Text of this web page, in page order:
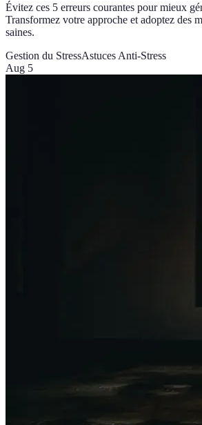
Évitez ces 5 erreurs courantes pour mieux
Transformez votre approche et adoptez des
saines.
Gestion du StressAstuces Anti-Stress
Aug 5